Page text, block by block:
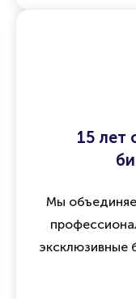
15 лет
Мы
эксклюзивные